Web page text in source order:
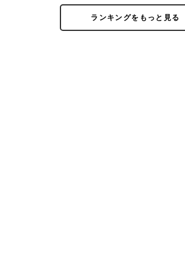
ランキングをもっと見る